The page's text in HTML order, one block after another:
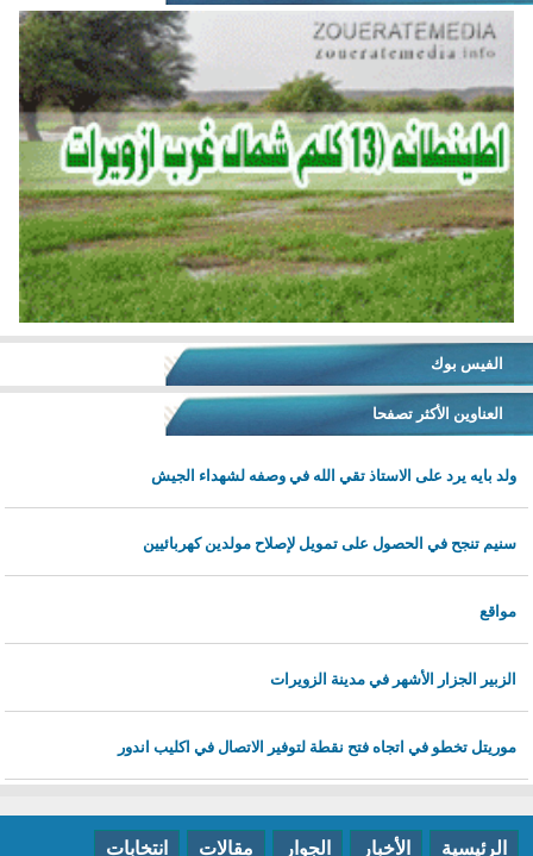
الفيس بوك
العناوين الأكثر تصفحا
ولد بايه يرد على الاستاذ تقي الله في وصفه لشهداء الجيش
سنيم تنجح في الحصول على تمويل لإصلاح مولدين كهربائيين
مواقع
الزبير الجزار الأشهر في مدينة الزويرات
موريتل تخطو في اتجاه فتح نقطة لتوفير الاتصال في اكليب اندور
الرئيسية الأخبار الجوار مقالات انتخابات